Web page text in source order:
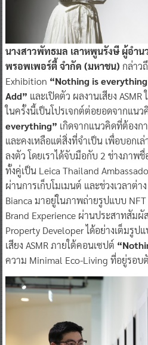
นางสาวพัทธมล เลาหพูนรังษี ผู้อำน
พรอพเพอร์ตี้ จำกัด (มหาชน) กล่าว
Exhibition “Nothing is everything
Add” และเปิดตัว ผลงานเสียง
ในครั้งนี้เป็นโปรเจกต์ต่อยอดจากแน
everything” เกิดจากแนวคิดที่ต้อง
และคงเหลือแต่สิ่งที่จำเป็น เพื่อบอกเ
ลงตัว โดยเราได้จับมือกับ 2 ช่างภา
ทั้งคู่เป็น Leica Thailand
ผ่านการเก็บโมเมนต์ และช่วงเวลาต่า
Bianca มาอยู่ในภาพถ่ายรูปแบบ
Brand Experience ผ่านประสาทสัม
Property Developer ได้อย่างเต็มรูป
เสียง ASMR ภายใต้คอนเซปต์
ความ Minimal Eco-Living ที่อยู่รอบ